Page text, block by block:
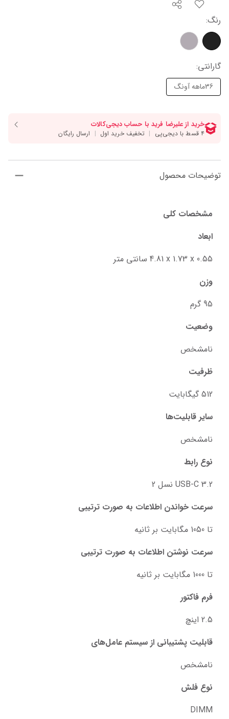
رنگ:
گارانتی:
36ماهه آونگ
توضیحات محصول
مشخصات کلی
ابعاد
‎4.81 x 1.73 x 0.55 سانتی متر
وزن
95 گرم
وضعیت
نامشخص
ظرفیت
512 گیگابایت
سایر قابلیت‌ها
نامشخص
نوع رابط
USB-C 3.2 نسل 2
سرعت خواندن اطلاعات به صورت ترتیبی
تا 1050 مگابایت بر ثانیه
سرعت نوشتن اطلاعات به صورت ترتیبی
تا 1000 مگابایت بر ثانیه
فرم فاکتور
2.5 اینچ
قابلیت پشتیبانی از سیستم عامل‌های
نامشخص
نوع فلش
DIMM